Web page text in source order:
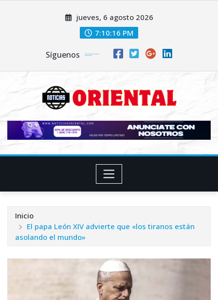
jueves, 6 agosto 2026
7:10:17 PM
Síguenos
Inicio
El papa León XIV advierte que «los tiranos están
asolando el mundo»